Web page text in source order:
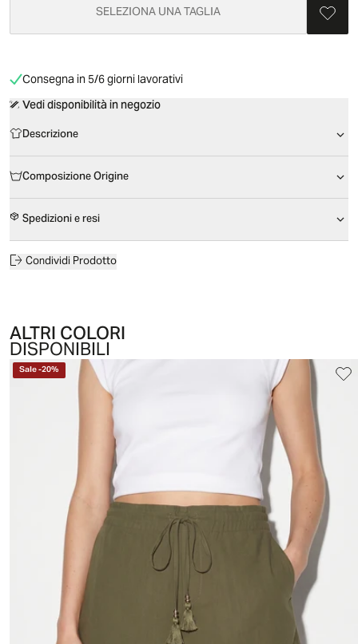
SELEZIONA UNA TAGLIA
Consegna in 5/6 giorni lavorativi
Vedi disponibilità in negozio
Descrizione
Composizione Origine
Spedizioni e resi
Condividi Prodotto
ALTRI COLORI
DISPONIBILI
Sale-20%